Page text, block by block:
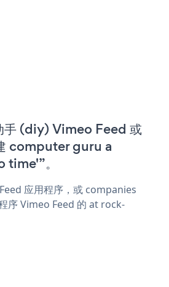
手 (diy) Vimeo Feed 或
computer guru a
。
应用程序，或 companies
序 Vimeo Feed 的 at rock-